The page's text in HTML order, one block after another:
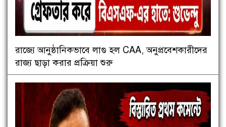
রাজ্যে আনুষ্ঠানিকভাবে লাগু হল CAA, অনুপ্রবেশকারীদের
রাজ্য ছাড়া করার প্রক্রিয়া শুরু